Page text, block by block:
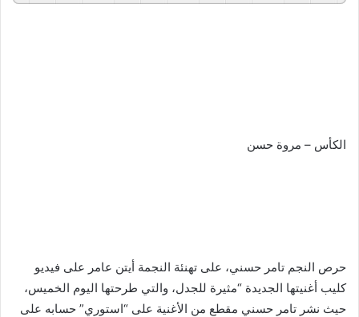
الكأس – مروة حسن
حرص النجم تامر حسني، على تهنئة النجمة أيتن عامر على فيديو
كليب أغنيتها الجديدة “مثيرة للجدل، والتي طرحتها اليوم الخميس،
حيث نشر تامر حسني مقطع من الأغنية على “استوري” حسابه على